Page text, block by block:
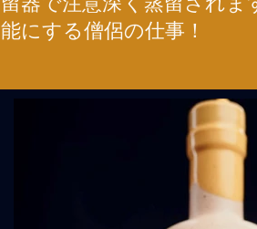
能にする僧侶の仕事！